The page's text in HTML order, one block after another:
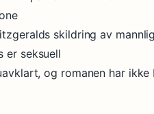
skildring av
er seksuell
og romanen har